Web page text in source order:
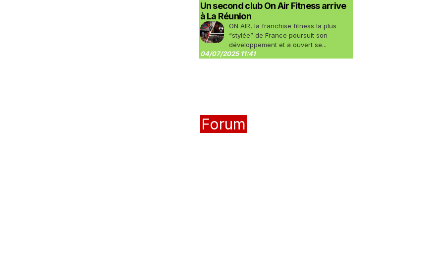
Un second club On Air Fitness arrive
à La Réunion
ON AIR, la franchise fitness la plus
“stylée” de France poursuit son
développement et a ouvert se...
04/07/2025 11:41
Forum